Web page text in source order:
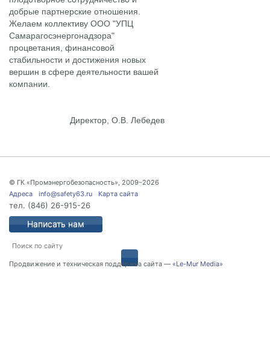
добрые партнерские отношения.
Желаем коллективу ООО "УПЦ
Самарагосэнергонадзора"
процветания, финансовой
стабильности и достижения новых
вершин в сфере деятельности вашей
компании.
Директор, О.В. Лебедев
© ГК «Промэнергобезопасность», 2009–2026
Адреса
info@safety63.ru Карта сайта
тел. (846) 26-915-26
Написать нам
Продвижение и техническая поддержка сайта — «Le-Mur Media»